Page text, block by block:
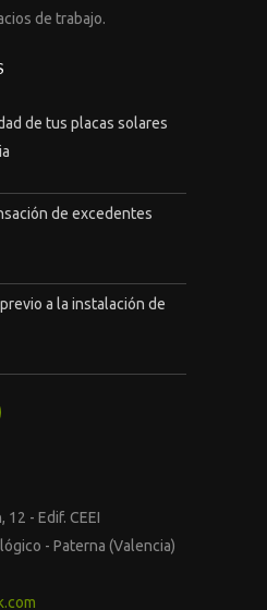
de trabajo.
de tus placas solares
de excedentes
a la instalación de
12 - Edif. CEEI
- Paterna (Valencia)